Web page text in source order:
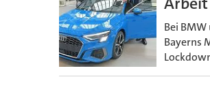
Bei
Bayerns